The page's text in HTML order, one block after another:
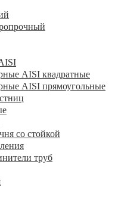
AISI квадратные
AISI прямоугольные
со стойкой
труб